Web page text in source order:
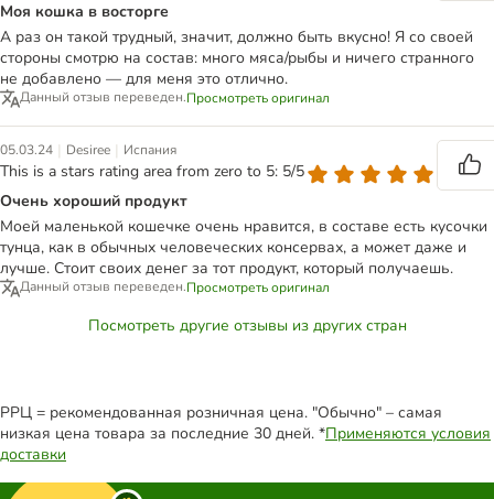
Моя кошка в восторге
А раз он такой трудный, значит, должно быть вкусно! Я со своей
стороны смотрю на состав: много мяса/рыбы и ничего странного
не добавлено — для меня это отлично.
Данный отзыв переведен.Просмотреть оригинал
05.03.24 | Desiree | Испания
This is a stars rating area from zero to 5: 5/5
Очень хороший продукт
Моей маленькой кошечке очень нравится, в составе есть кусочки
тунца, как в обычных человеческих консервах, а может даже и
лучше. Стоит своих денег за тот продукт, который получаешь.
Данный отзыв переведен.Просмотреть оригинал
Посмотреть другие отзывы из других стран
РРЦ = рекомендованная розничная цена. "Обычно" – самая
низкая цена товара за последние 30 дней. *Применяются условия
доставки